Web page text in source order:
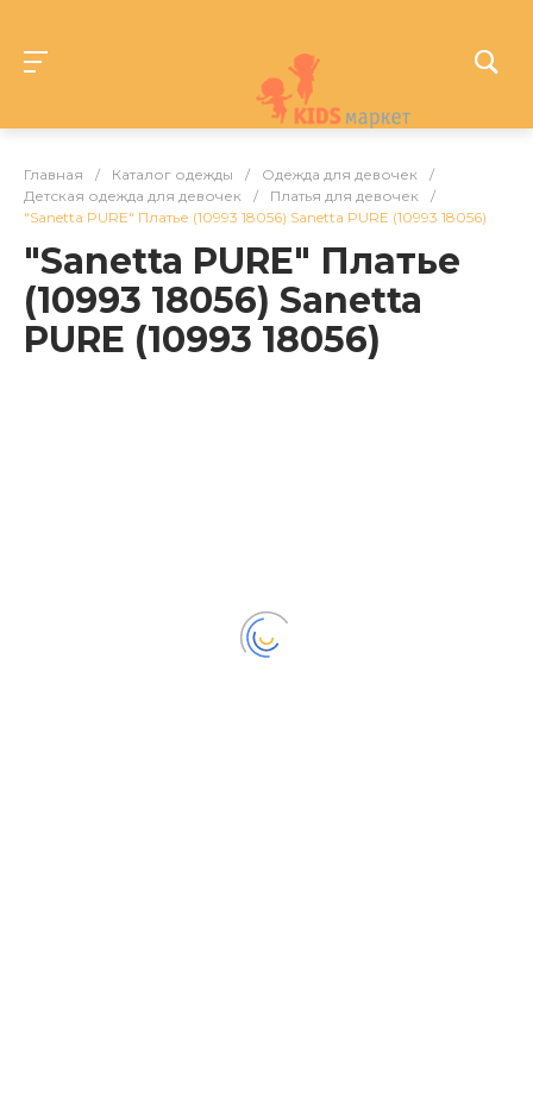
Главная / Каталог одежды / Одежда для девочек
/
Детская одежда для девочек
/ Платья для девочек
/
"Sanetta PURE" Платье (10993 18056) Sanetta PURE (10993 18056)
"Sanetta PURE" Платье
(10993 18056) Sanetta
PURE (10993 18056)